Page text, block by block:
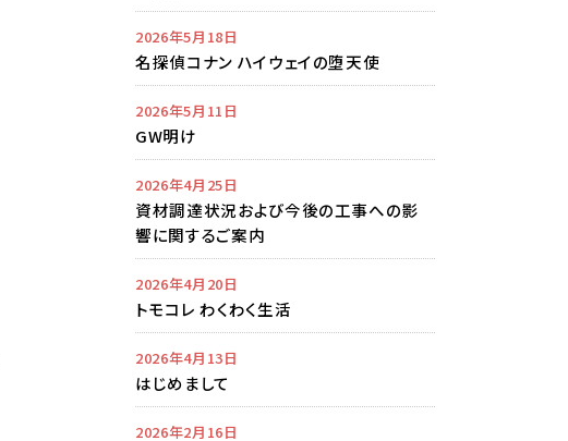
2026年5月18日
名探偵コナン ハイウェイの堕天使
2026年5月11日
GW明け
2026年4月25日
資材調達状況および今後の工事への影
響に関するご案内
2026年4月20日
トモコレ わくわく生活
2026年4月13日
はじめまして
2026年2月16日